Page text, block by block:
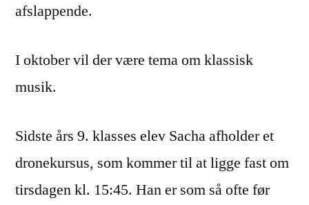
afslappende.
I oktober vil der være tema om klassisk
musik.
Sidste års 9. klasses elev Sacha afholder et
dronekursus, som kommer til at ligge fast om
tirsdagen kl. 15:45. Han er som så ofte før